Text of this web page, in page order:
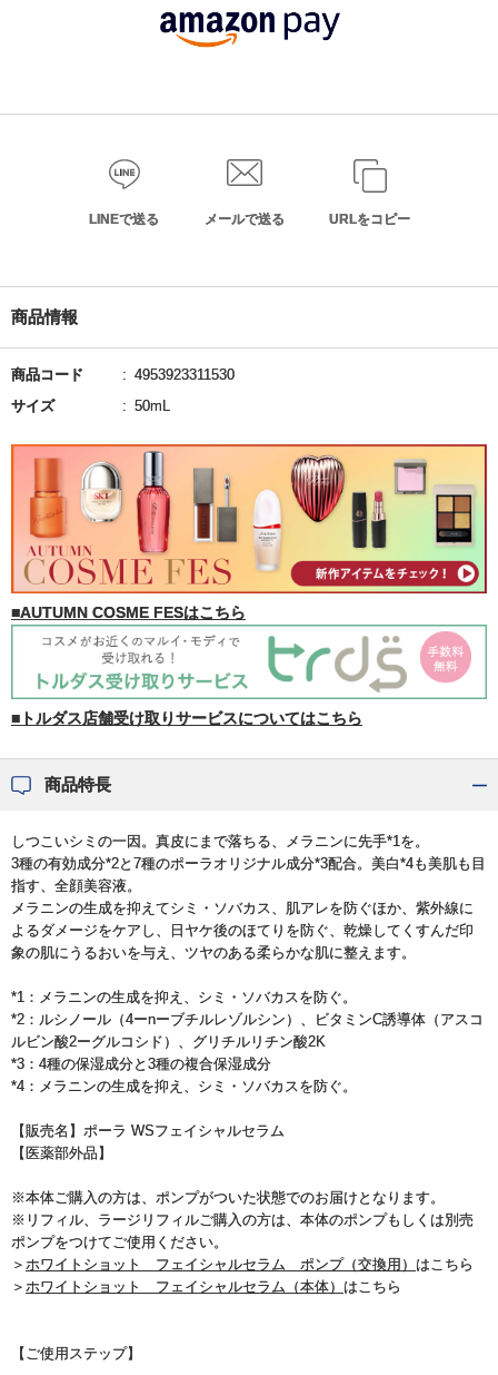
LINEで送る メールで送る URLをコピー
商品情報
商品コード
4953923311530
サイズ
50mL
■AUTUMN COSME FESはこちら
■トルダス店舗受け取りサービスについてはこちら
商品特長
しつこいシミの一因。真皮にまで落ちる、メラニンに先手*1を。
3種の有効成分*2と7種のポーラオリジナル成分*3配合。美白*4も美肌も目
指す、全顔美容液。
メラニンの生成を抑えてシミ・ソバカス、肌アレを防ぐほか、紫外線に
よるダメージをケアし、日ヤケ後のほてりを防ぐ、乾燥してくすんだ印
象の肌にうるおいを与え、ツヤのある柔らかな肌に整えます。
*1：メラニンの生成を抑え、シミ・ソバカスを防ぐ。
*2：ルシノール（4ーnーブチルレゾルシン）、ビタミンC誘導体（アスコ
ルビン酸2ーグルコシド）、グリチルリチン酸2K
*3：4種の保湿成分と3種の複合保湿成分
*4：メラニンの生成を抑え、シミ・ソバカスを防ぐ。
【販売名】ポーラ WSフェイシャルセラム
【医薬部外品】
※本体ご購入の方は、ポンプがついた状態でのお届けとなります。
※リフィル、ラージリフィルご購入の方は、本体のポンプもしくは別売
ポンプをつけてご使用ください。
＞ ホワイトショット フェイシャルセラム ポンプ（交換用） はこちら
＞ ホワイトショット フェイシャルセラム（本体） はこちら
【ご使用ステップ】